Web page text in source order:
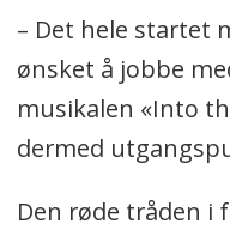
– Det hele startet
ønsket å jobbe
musikalen «Into
dermed
Den røde tråden i